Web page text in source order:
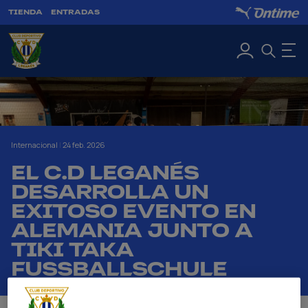
TIENDA ENTRADAS
Internacional | 24 feb. 2026
EL C.D LEGANÉS
DESARROLLA UN
EXITOSO EVENTO EN
ALEMANIA JUNTO A
TIKI TAKA
FUSSBALLSCHULE